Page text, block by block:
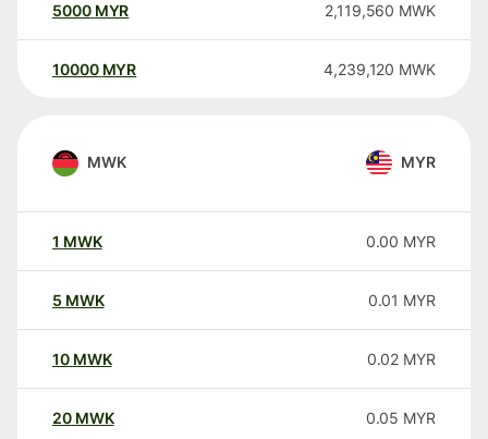
5000 MYR 2,119,560 MWK
10000 MYR 4,239,120 MWK
MWK MYR
1 MWK 0.00 MYR
5 MWK 0.01 MYR
10 MWK 0.02 MYR
20 MWK 0.05 MYR